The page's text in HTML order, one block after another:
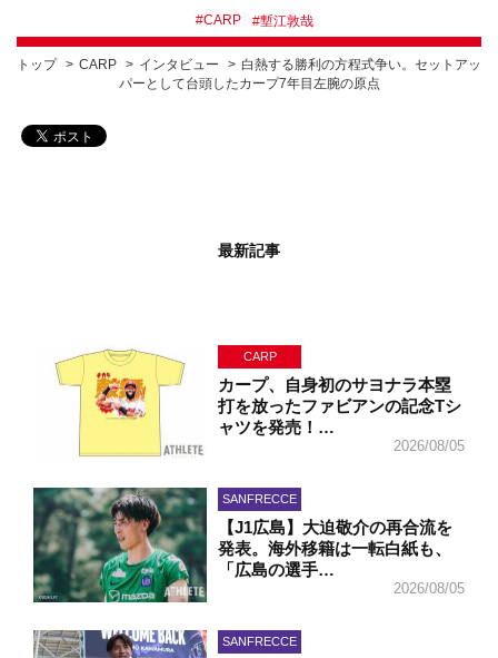
#CARP #塹江敦哉
トップ CARP インタビュー
白熱する勝利の方程式争い。セットアッ
パーとして台頭したカープ7年目左腕の原点
最新記事
CARP
カープ、自身初のサヨナラ本塁
打を放ったファビアンの記念Tシ
ャツを発売！…
2026/08/05
SANFRECCE
【J1広島】大迫敬介の再合流を
発表。海外移籍は一転白紙も、
「広島の選手…
2026/08/05
SANFRECCE